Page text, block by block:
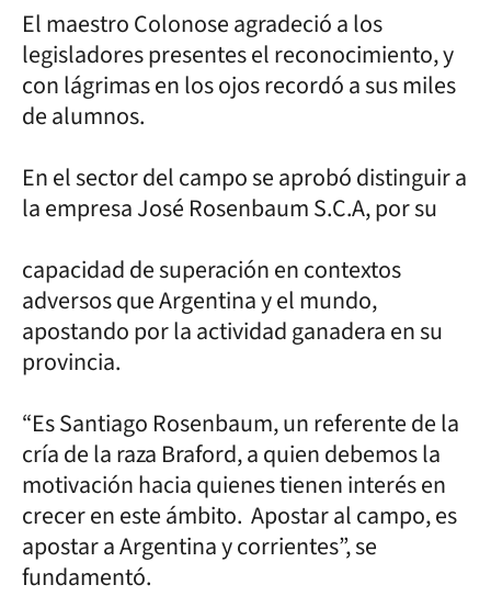
El maestro Colonose agradeció a los
legisladores presentes el reconocimiento, y
con lágrimas en los ojos recordó a sus miles
de alumnos.
En el sector del campo se aprobó distinguir a
la empresa José Rosenbaum S.C.A, por su
capacidad de superación en contextos
adversos que Argentina y el mundo,
apostando por la actividad ganadera en su
provincia.
“Es Santiago Rosenbaum, un referente de la
cría de la raza Braford, a quien debemos la
motivación hacia quienes tienen interés en
crecer en este ámbito. Apostar al campo, es
apostar a Argentina y corrientes”, se
fundamentó.